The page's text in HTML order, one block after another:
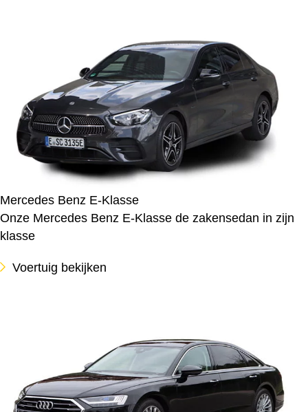
Mercedes Benz E-Klasse
Onze Mercedes Benz E-Klasse de zakensedan in zijn
klasse
Voertuig bekijken